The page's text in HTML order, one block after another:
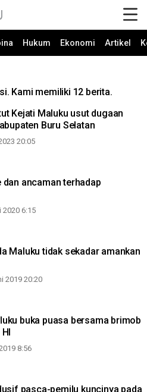
Hukum Ekonomi Artikel
Kami memiliki 12 berita.
Kejati Maluku usut dugaan
Buru Selatan
20:05
dan ancaman terhadap
2020 6:15
Maluku tidak sekadar amankan
2019 20:20
buka puasa bersama brimob
8:56
pasca-pemilu kuncinya pada